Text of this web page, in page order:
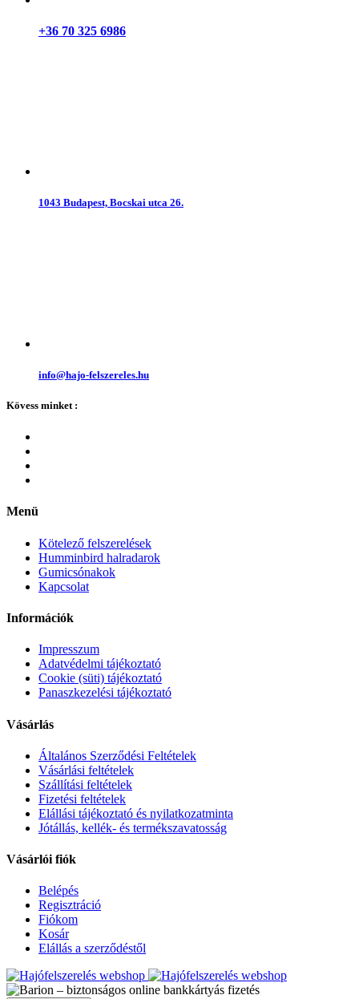
+36 70 325 6986
1043 Budapest, Bocskai utca 26.
info@hajo-felszereles.hu
Kövess minket :
Menü
Kötelező felszerelések
Humminbird halradarok
Gumicsónakok
Kapcsolat
Információk
Impresszum
Adatvédelmi tájékoztató
Cookie (süti) tájékoztató
Panaszkezelési tájékoztató
Vásárlás
Általános Szerződési Feltételek
Vásárlási feltételek
Szállítási feltételek
Fizetési feltételek
Elállási tájékoztató és nyilatkozatminta
Jótállás, kellék- és termékszavatosság
Vásárlói fiók
Belépés
Regisztráció
Fiókom
Kosár
Elállás a szerződéstől